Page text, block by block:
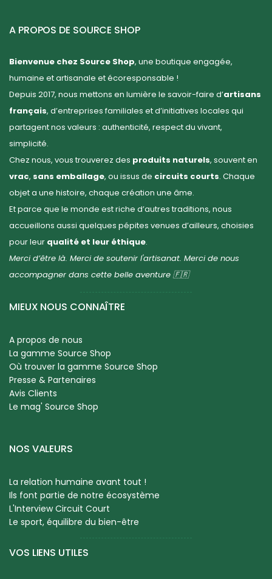
A PROPOS DE SOURCE SHOP
Bienvenue chez Source Shop, une boutique engagée,
humaine et artisanale et écoresponsable !
Depuis 2017, nous mettons en lumière le savoir-faire d’artisans
français, d’entreprises familiales et d’initiatives locales qui
partagent nos valeurs : authenticité, respect du vivant,
simplicité.
Chez nous, vous trouverez des produits naturels, souvent en
vrac, sans emballage, ou issus de circuits courts. Chaque
objet a une histoire, chaque création une âme.
Et parce que le monde est riche d’autres traditions, nous
accueillons aussi quelques pépites venues d’ailleurs, choisies
pour leur qualité et leur éthique.
Merci d’être là. Merci de soutenir l'artisanat. Merci de nous
accompagner dans cette belle aventure 🇫🇷
MIEUX NOUS CONNAÎTRE
A propos de nous
La gamme Source Shop
Où trouver la gamme Source Shop
Presse & Partenaires
Avis Clients
Le mag' Source Shop
NOS VALEURS
La relation humaine avant tout !
Ils font partie de notre écosystème
L'Interview Circuit Court
Le sport, équilibre du bien-être
VOS LIENS UTILES